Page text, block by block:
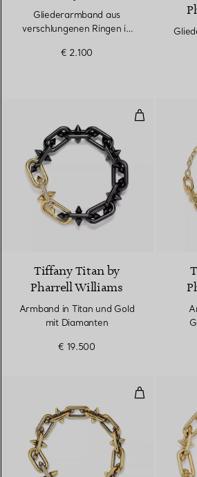
Gliederarmband aus
verschlungenen Ringen in
€ 2.100
Armband
Tiffany Titan by
Pharrell Williams
Armband in Titan und Gold
mit Diamanten
€ 19.500
Armband